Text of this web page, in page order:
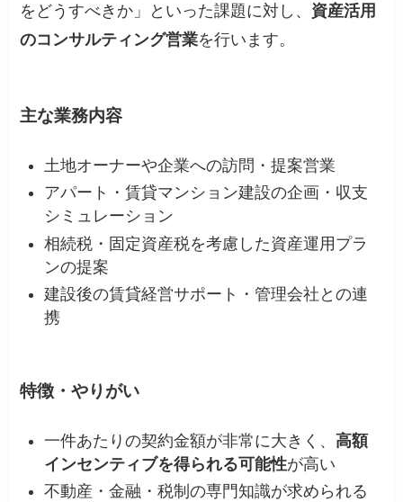
をどうすべきか」といった課題に対し、 資産活用
のコンサルティング営業を行います。
主な業務内容
土地オーナーや企業への訪問・提案営業
アパート・賃貸マンション建設の企画・収支
シミュレーション
相続税・固定資産税を考慮した資産運用プラ
ンの提案
建設後の賃貸経営サポート・管理会社との連
携
特徴・やりがい
一件あたりの契約金額が非常に大きく、高額
インセンティブを得られる可能性が高い
不動産・金融・税制の専門知識が求められる